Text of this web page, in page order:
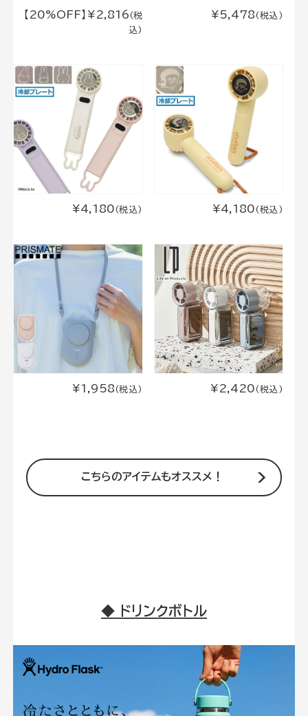
【20%OFF】¥2,816(税
込)
¥5,478(税込)
¥4,180(税込) ¥4,180(税込)
¥1,958(税込) ¥2,420(税込)
◆ ドリンクボトル